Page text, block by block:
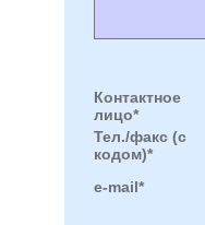
Контактное
лицо*
Тел./факс (с
кодом)*
e-mail*